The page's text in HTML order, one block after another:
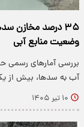
۳۵ درصد مخازن
وضعیت منابع آبی
بررسی آمارهای رسمی
آب به سدها، بیش از
۱۰ تیر ۱۴۰۵